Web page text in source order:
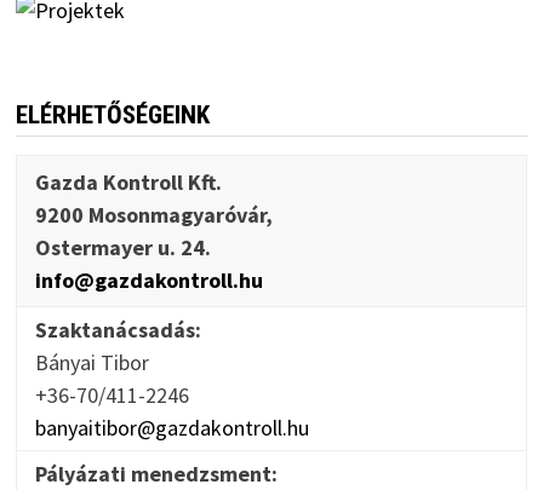
ELÉRHETŐSÉGEINK
Gazda Kontroll Kft.
9200 Mosonmagyaróvár,
Ostermayer u. 24.
info@gazdakontroll.hu
Szaktanácsadás:
Bányai Tibor
+36-70/411-2246
banyaitibor@gazdakontroll.hu
Pályázati menedzsment: